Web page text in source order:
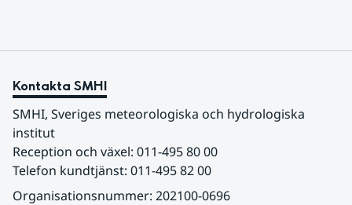
Kontakta SMHI
SMHI, Sveriges meteorologiska och hydrologiska
institut
Reception och växel: 011-495 80 00
Telefon kundtjänst: 011-495 82 00
Organisationsnummer: 202100-0696